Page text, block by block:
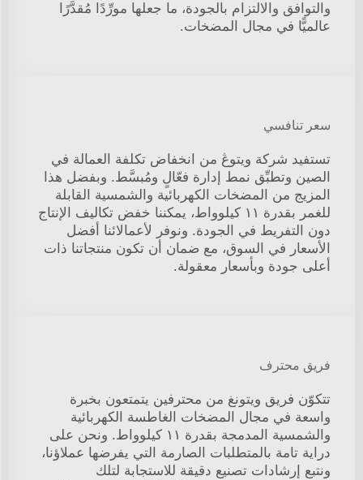
والتوافق والالتزام بالجودة، ما جعلها مورِّدًا مُقدَّرًا
عالميًّا في مجال المضخات.
سعر تنافسي
تستفيد شركة ويتوڠ من انخفاض تكلفة العمالة في
الصين وتطبِّق نمط إدارة فعّالٍ ومُبسَّط. وبفضل هذا
المزيج من المضخات الكهربائية والشمسية القابلة
للغمر بقدرة ١١ كيلوواط، يمكننا خفض تكاليف الإنتاج
دون التفريط في الجودة. ونوفر لأعمالائنا أفضل
الأسعار في السوق، مع ضمان أن تكون منتجاتنا ذات
أعلى جودة وبأسعار معقولة.
فريق محترف
تتكوّن فريق ويتونغ من محترفين يتمتعون بخبرة
واسعة في مجال المضخات الغاطسة الكهربائية
والشمسية المدمجة بقدرة ١١ كيلوواط. ونحن على
دراية تامة بالمتطلبات الصارمة التي يفرضها عملاؤنا،
ونتبع إرشادات تصنيع دقيقة للاستجابة لتلك